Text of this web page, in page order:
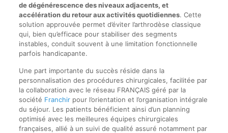
de dégénérescence des niveaux adjacents, et
accélération du retour aux activités quotidiennes. Cette
solution approuvée permet d’éviter l’arthrodèse classique
qui, bien qu’efficace pour stabiliser des segments
instables, conduit souvent à une limitation fonctionnelle
parfois handicapante.
Une part importante du succès réside dans la
personnalisation des procédures chirurgicales, facilitée par
la collaboration avec le réseau FRANÇAIS géré par la
société Franchirpour l’orientation et l’organisation intégrale
du séjour. Les patients bénéficient ainsi d’un planning
optimisé avec les meilleures équipes chirurgicales
françaises, allié à un suivi de qualité assuré notamment par